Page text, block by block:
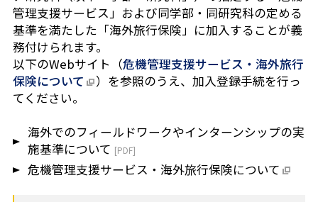
管理支援サービス」および同学部・同研究科の定める
基準を満たした「海外旅行保険」に加入することが義
務付けられます。
以下のWebサイト（危機管理支援サービス・海外旅行
保険について
）を参照のうえ、加入登録手続を行っ
てください。
海外でのフィールドワークやインターンシップの実
施基準について
危機管理支援サービス・海外旅行保険について